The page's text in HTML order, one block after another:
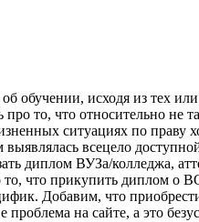
обучении, исходя из тех
про то, что относительно не
ситуациях по праву
всецело
диплом ВУЗа/колледжа,
что прикупить диплом о
Добавим, что
на сайте, а это